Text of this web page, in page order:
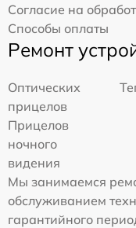
Согласие на
Способы оплаты
Ремонт
Оптических
прицелов
Прицелов
ночного
видения
Мы занимаемся
обслуживанием
гарантийного